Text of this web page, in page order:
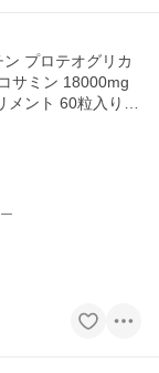
プロテオグリカ
サミン 18000mg
ント 60粒入り 3